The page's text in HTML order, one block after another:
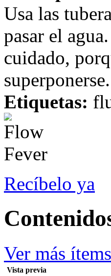
Usa las
pasar el
cuidado,
superponerse.
Etiquetas:
Recíbelo ya
Ver más ítems
Vista previa